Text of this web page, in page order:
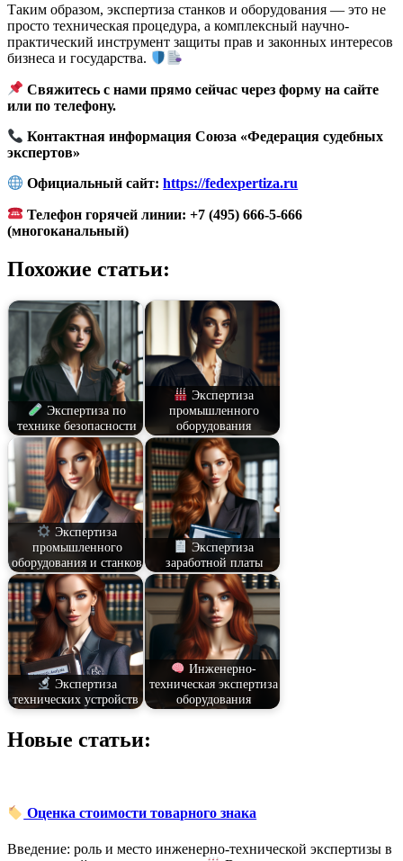
Таким образом, экспертиза станков и оборудования — это не
просто техническая процедура, а комплексный научно-
практический инструмент защиты прав и законных интересов
бизнеса и государства.
Свяжитесь с нами прямо сейчас через форму на сайте
или по телефону.
Контактная информация Союза «Федерация судебных
экспертов»
Официальный сайт: https://fedexpertiza.ru
Телефон горячей линии: +7 (495) 666-5-666
(многоканальный)
Похожие статьи:
Экспертиза по
технике безопасности
Экспертиза
промышленного
оборудования
Экспертиза
промышленного
оборудования и станков
Экспертиза
заработной платы
Экспертиза
технических устройств
Инженерно-
техническая экспертиза
оборудования
Новые статьи:
Оценка стоимости товарного знака
Введение: роль и место инженерно-технической экспертизы в